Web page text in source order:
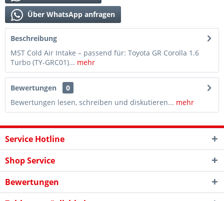
Über WhatsApp anfragen
Beschreibung
MST Cold Air Intake – passend für: Toyota GR Corolla 1.6
Turbo (TY-GRC01)... mehr
Bewertungen
0
Bewertungen lesen, schreiben und diskutieren... mehr
Service Hotline
Shop Service
Bewertungen